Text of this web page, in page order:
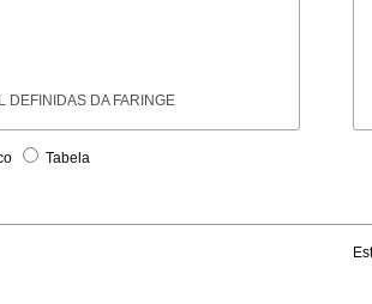
DEFINIDAS DA FARINGE
Tabela